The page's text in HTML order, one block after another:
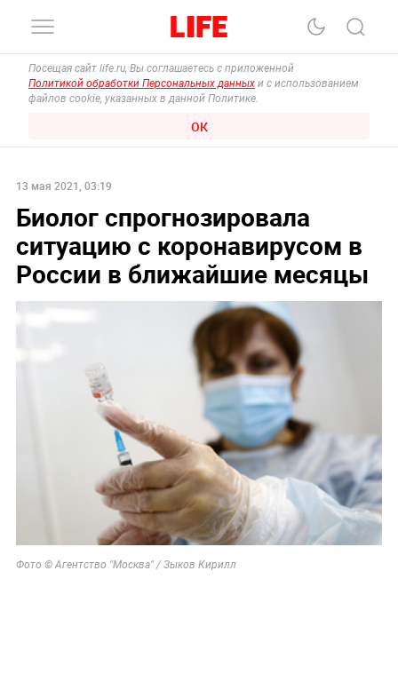
Посещая сайт life.ru, Вы соглашаетесь с приложенной
Политикой обработки Персональных данных и с использованием
файлов cookie, указанных в данной Политике.
ОК
13 мая 2021, 03:19
Биолог спрогнозировала
ситуацию с коронавирусом в
России в ближайшие месяцы
Фото © Агентство "Москва" / Зыков Кирилл